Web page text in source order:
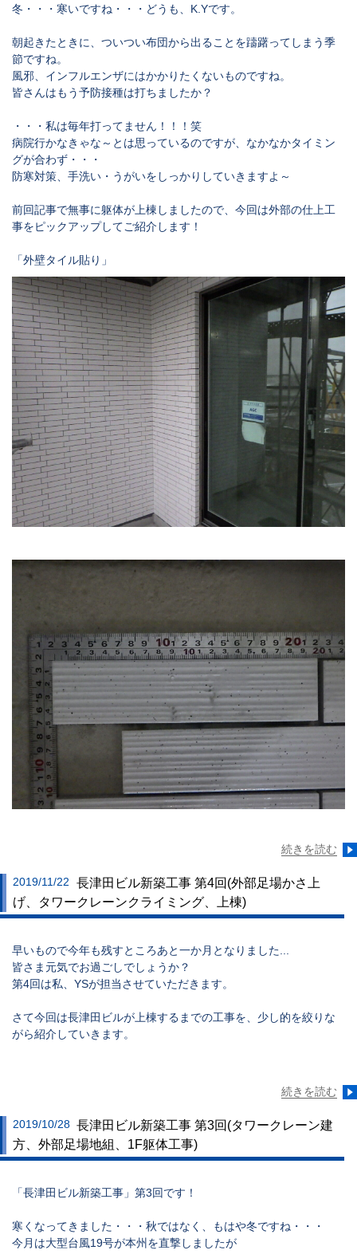
冬・・・寒いですね・・・どうも、K.Yです。
朝起きたときに、ついつい布団から出ることを躊躇ってしまう季
節ですね。
風邪、インフルエンザにはかかりたくないものですね。
皆さんはもう予防接種は打ちましたか？
・・・私は毎年打ってません！！！笑
病院行かなきゃな～とは思っているのですが、なかなかタイミン
グが合わず・・・
防寒対策、手洗い・うがいをしっかりしていきますよ～
前回記事で無事に躯体が上棟しましたので、今回は外部の仕上工
事をピックアップしてご紹介します！
「外壁タイル貼り」
続きを読む
2019/11/22
長津田ビル新築工事 第4回(外部足場かさ上
げ、タワークレーンクライミング、上棟)
早いもので今年も残すところあと一か月となりました...
皆さま元気でお過ごしでしょうか？
第4回は私、YSが担当させていただきます。
さて今回は長津田ビルが上棟するまでの工事を、少し的を絞りな
がら紹介していきます。
続きを読む
2019/10/28 長津田ビル新築工事 第3回(タワークレーン建
方、外部足場地組、1F躯体工事)
「長津田ビル新築工事」第3回です！
寒くなってきました・・・秋ではなく、もはや冬ですね・・・
今月は大型台風19号が本州を直撃しましたが